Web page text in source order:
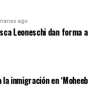
ago
Leoneschi dan forma a
inmigración en ‘Moheeb